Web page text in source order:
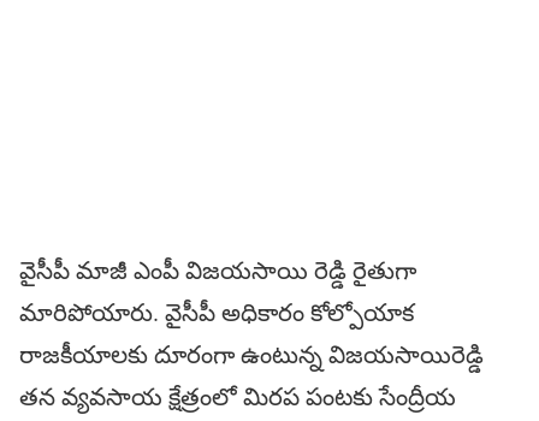
వైసీపీ మాజీ ఎంపీ విజయసాయి రెడ్డి రైతుగా
మారిపోయారు. వైసీపీ అధికారం కోల్పోయాక
రాజకీయాలకు దూరంగా ఉంటున్న విజయసాయిరెడ్డి
తన వ్యవసాయ క్షేత్రంలో మిరప పంటకు సేంద్రీయ